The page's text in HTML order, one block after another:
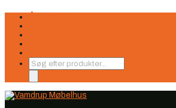
Products
search